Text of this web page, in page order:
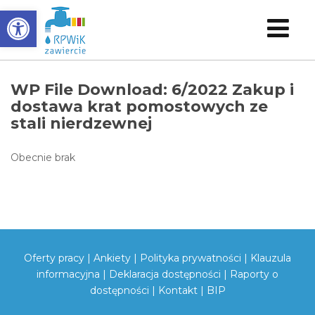
Otwórz pasek narzędzi
WP File Download: 6/2022 Zakup i
dostawa krat pomostowych ze
stali nierdzewnej
Obecnie brak
Oferty pracy | Ankiety | Polityka prywatności | Klauzula
informacyjna | Deklaracja dostępności | Raporty o
dostępności | Kontakt| BIP